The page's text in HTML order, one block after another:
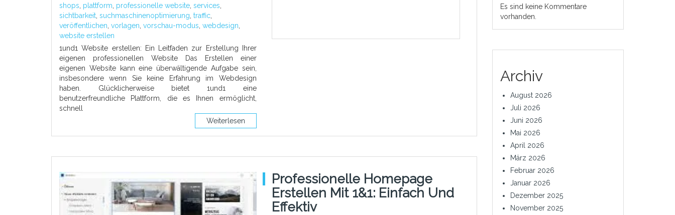
shops plattform professionelle website services
sichtbarkeit suchmaschinenoptimierung traffic
veröffentlichen vorlagen vorschau-modus webdesign
website erstellen
1und1 Website erstellen: Ein Leitfaden zur Erstellung Ihrer
eigenen professionellen Website Das Erstellen einer
eigenen Website kann eine überwältigende Aufgabe sein,
insbesondere wenn Sie keine Erfahrung im Webdesign
haben. Glücklicherweise bietet 1und1 eine
benutzerfreundliche Plattform, die es Ihnen ermöglicht,
schnell
Weiterlesen
Professionelle Homepage
Erstellen Mit 1&1: Einfach Und
Effektiv
Es sind keine Kommentare
vorhanden.
Archiv
August 2026
Juli 2026
Juni 2026
Mai 2026
April 2026
März 2026
Februar 2026
Januar 2026
Dezember 2025
November 2025